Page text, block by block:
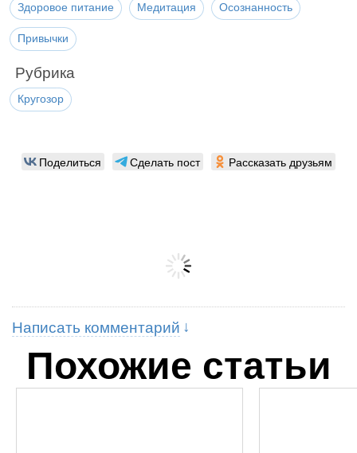
Здоровое питание Медитация Осознанность
Привычки
Рубрика
Кругозор
Поделиться Сделать пост Рассказать друзьям
Написать комментарий
Похожие статьи